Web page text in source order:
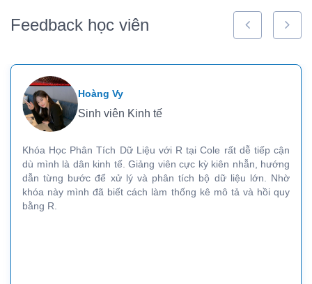
Feedback học viên
Hoàng Vy
Sinh viên Kinh tế
Khóa Học Phân Tích Dữ Liệu với R tại Cole rất dễ tiếp cận
dù mình là dân kinh tế. Giảng viên cực kỳ kiên nhẫn, hướng
dẫn từng bước để xử lý và phân tích bộ dữ liệu lớn. Nhờ
khóa này mình đã biết cách làm thống kê mô tả và hồi quy
bằng R.